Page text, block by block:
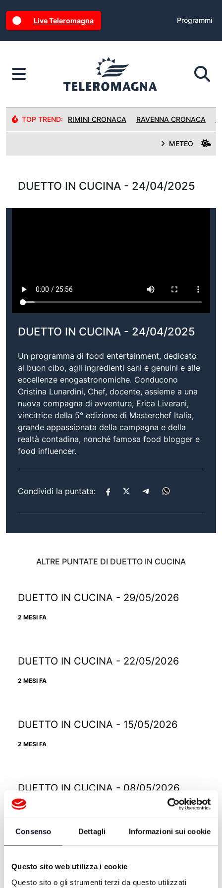
Consenso Dettagli Informazioni sui cookie
Questo sito web utilizza i cookie
Questo sito o gli strumenti terzi da questo utilizzati
Live Teleromagna Programmi
TOP TREND: RIMINI CRONACA RAVENNA CRONACA
METEO
DUETTO IN CUCINA - 24/04/2025
DUETTO IN CUCINA - 24/04/2025
Un programma di food entertainment, dedicato
al buon cibo, agli ingredienti sani e genuini e alle
eccellenze enogastronomiche. Conducono
Cristina Lunardini, Chef, docente, assieme a una
nuova compagna di avventure, Erica Liverani,
vincitrice della 5° edizione di Masterchef Italia,
grande appassionata della campagna e della
realtà contadina, nonché famosa food blogger e
food influencer.
Condividi la puntata:
ALTRE PUNTATE DI DUETTO IN CUCINA
DUETTO IN CUCINA - 29/05/2026
2 MESI FA
DUETTO IN CUCINA - 22/05/2026
2 MESI FA
DUETTO IN CUCINA - 15/05/2026
2 MESI FA
DUETTO IN CUCINA - 08/05/2026
2 MESI FA
3 MESI FA